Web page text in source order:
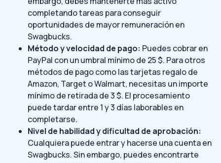
completando tareas para conseguir
oportunidades de mayor remuneración en
Swagbucks.
Método y velocidad de pago: Puedes cobrar en
PayPal con un umbral mínimo de 25 $. Para otros
métodos de pago como las tarjetas regalo de
Amazon, Target o Walmart, necesitas un importe
mínimo de retirada de 3 $. El procesamiento
puede tardar entre 1 y 3 días laborables en
completarse.
Nivel de habilidad y dificultad de aprobación:
Cualquiera puede entrar y hacerse una cuenta en
Swagbucks. Sin embargo, puedes encontrarte